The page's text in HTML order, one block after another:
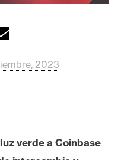
2023
verde a Coinbase